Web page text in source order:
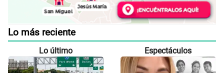
Lo más reciente
Lo último Espectáculos